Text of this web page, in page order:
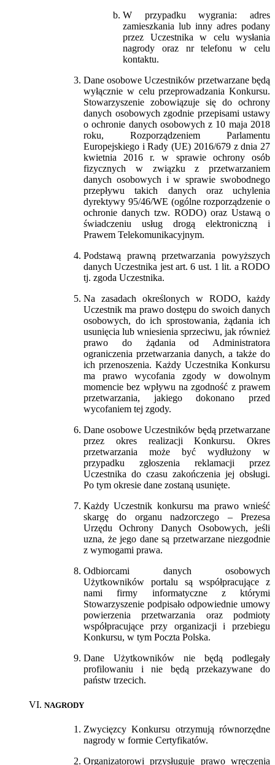
W przypadku wygrania: adres
zamieszkania lub inny adres podany
przez Uczestnika w celu wysłania
nagrody oraz nr telefonu w celu
kontaktu.
Dane osobowe Uczestników przetwarzane będą
wyłącznie w celu przeprowadzania Konkursu.
Stowarzyszenie zobowiązuje się do ochrony
danych osobowych zgodnie przepisami ustawy
o ochronie danych osobowych z 10 maja 2018
roku, Rozporządzeniem Parlamentu
Europejskiego i Rady (UE) 2016/679 z dnia 27
kwietnia 2016 r. w sprawie ochrony osób
fizycznych w związku z przetwarzaniem
danych osobowych i w sprawie swobodnego
przepływu takich danych oraz uchylenia
dyrektywy 95/46/WE (ogólne rozporządzenie o
ochronie danych tzw. RODO) oraz Ustawą o
świadczeniu usług drogą elektroniczną i
Prawem Telekomunikacyjnym.
Podstawą prawną przetwarzania powyższych
danych Uczestnika jest art. 6 ust. 1 lit. a RODO
tj. zgoda Uczestnika.
Na zasadach określonych w RODO, każdy
Uczestnik ma prawo dostępu do swoich danych
osobowych, do ich sprostowania, żądania ich
usunięcia lub wniesienia sprzeciwu, jak również
prawo do żądania od Administratora
ograniczenia przetwarzania danych, a także do
ich przenoszenia. Każdy Uczestnika Konkursu
ma prawo wycofania zgody w dowolnym
momencie bez wpływu na zgodność z prawem
przetwarzania, jakiego dokonano przed
wycofaniem tej zgody.
Dane osobowe Uczestników będą przetwarzane
przez okres realizacji Konkursu. Okres
przetwarzania może być wydłużony w
przypadku zgłoszenia reklamacji przez
Uczestnika do czasu zakończenia jej obsługi.
Po tym okresie dane zostaną usunięte.
Każdy Uczestnik konkursu ma prawo wnieść
skargę do organu nadzorczego – Prezesa
Urzędu Ochrony Danych Osobowych, jeśli
uzna, że jego dane są przetwarzane niezgodnie
z wymogami prawa.
Odbiorcami danych osobowych
Użytkowników portalu są współpracujące z
nami firmy informatyczne z którymi
Stowarzyszenie podpisało odpowiednie umowy
powierzenia przetwarzania oraz podmioty
współpracujące przy organizacji i przebiegu
Konkursu, w tym Poczta Polska.
Dane Użytkowników nie będą podlegały
profilowaniu i nie będą przekazywane do
państw trzecich.
NAGRODY
Zwycięzcy Konkursu otrzymują równorzędne
nagrody w formie Certyfikatów.
Organizatorowi przysługuje prawo wręczenia